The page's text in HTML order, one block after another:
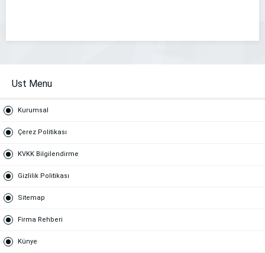
Ust Menu
Kurumsal
Çerez Politikası
KVKK Bilgilendirme
Gizlilik Politikası
Sitemap
Firma Rehberi
Künye